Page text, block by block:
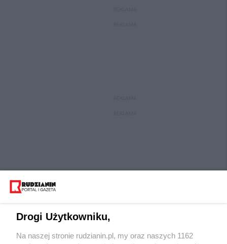
Wydawca mediów lokalnych
Drogi Użytkowniku,
Na naszej stronie rudzianin.pl, my oraz naszych 1162